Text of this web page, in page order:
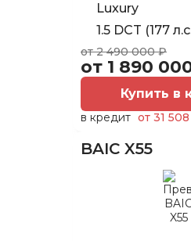
Luxury
1.5 DCT (177
от 2 490 000 ₽
от 1 890
Купить в
в кредит от 31
BAIC X55